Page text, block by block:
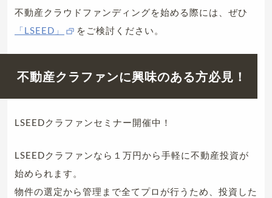
不動産クラウドファンディングを始める際には、ぜひ
「LSEED」
をご検討ください。
不動産クラファンに興味のある方必見！
LSEEDクラファンセミナー開催中！
LSEEDクラファンなら１万円から手軽に不動産投資が
始められます。
物件の選定から管理まで全てプロが行うため、投資した